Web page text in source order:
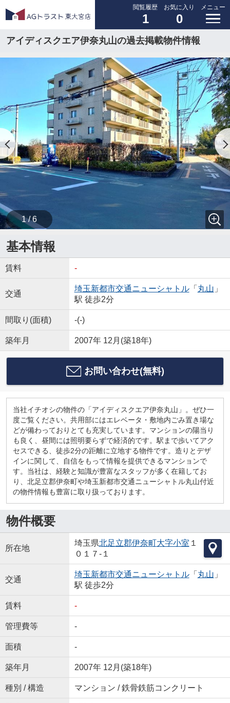
閲覧履歴
1
お気に入り
0
メニュー
アイディスクエア伊奈丸山の過去掲載物件情報
1 / 6
基本情報
賃料 -
交通
埼玉新都市交通ニューシャトル「 丸山 」
駅 徒歩2分
間取り(面積) -(-)
築年月 2007年 12月(築18年)
お問い合わせ(無料)
当社イチオシの物件の「アイディスクエア伊奈丸山」。ぜひ一
度ご覧ください。共用部にはエレベータ・敷地内ごみ置き場な
どが備わっておりとても充実しています。マンションの陽当り
も良く、昼間には照明要らずで経済的です。駅まで歩いてアク
セスできる、徒歩2分の距離に立地する物件です。造りとデザ
インに関して、自信をもって情報を提供できるマンションで
す。当社は、経験と知識が豊富なスタッフが多く在籍してお
り、北足立郡伊奈町や埼玉新都市交通ニューシャトル丸山付近
の物件情報も豊富に取り扱っております。
物件概要
所在地
埼玉県北足立郡伊奈町大字小室 １
０１７-１
交通
埼玉新都市交通ニューシャトル「 丸山 」
駅 徒歩2分
賃料 -
管理費等 -
面積 -
築年月 2007年 12月(築18年)
種別 / 構造 マンション / 鉄骨鉄筋コンクリート